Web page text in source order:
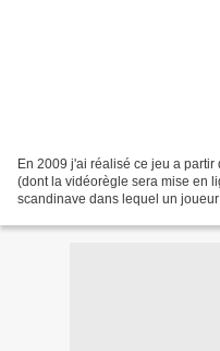
En 2009 j'ai réalisé ce jeu a
(dont la vidéorègle sera mise en
scandinave dans lequel un